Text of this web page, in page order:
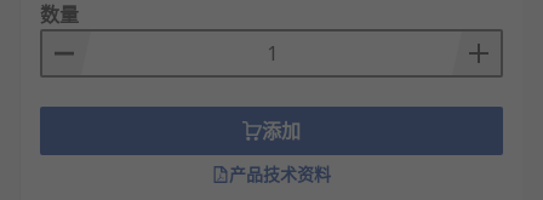
数量
添加
产品技术资料